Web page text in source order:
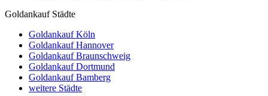
Goldankauf Städte
Goldankauf Köln
Goldankauf Hannover
Goldankauf Braunschweig
Goldankauf Dortmund
Goldankauf Bamberg
weitere Städte